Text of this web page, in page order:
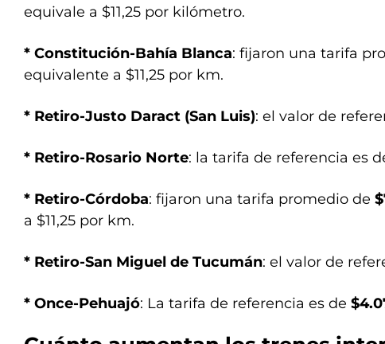
equivale a $11,25 por kilómetro.
* Constitución-Bahía Blanca: fijaron una tarifa
equivalente a $11,25 por km.
* Retiro-Justo Daract (San Luis): el valor de
* Retiro-Rosario Norte: la tarifa de referencia es
* Retiro-Córdoba: fijaron una tarifa promedio de
a $11,25 por km.
* Retiro-San Miguel de Tucumán: el valor de
* Once-Pehuajó: La tarifa de referencia es de